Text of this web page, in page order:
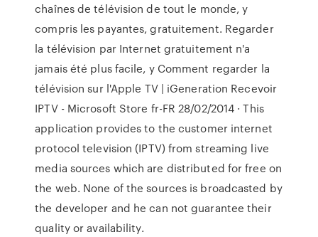
chaînes de télévision de tout le monde, y
compris les payantes, gratuitement. Regarder
la télévision par Internet gratuitement n'a
jamais été plus facile, y Comment regarder la
télévision sur l'Apple TV | iGeneration Recevoir
IPTV - Microsoft Store fr-FR 28/02/2014 · This
application provides to the customer internet
protocol television (IPTV) from streaming live
media sources which are distributed for free on
the web. None of the sources is broadcasted by
the developer and he can not guarantee their
quality or availability.